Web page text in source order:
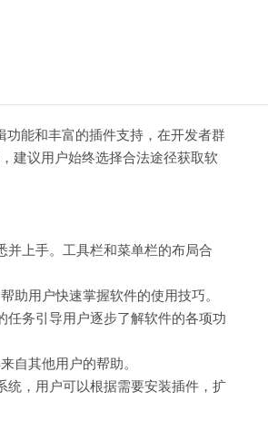
能和丰富的插件支持，在开发者群
建议用户始终选择合法途径获取软
并上手。工具栏和菜单栏的布局合
助用户快速掌握软件的使用技巧。
任务引导用户逐步了解软件的各项功
自其他用户的帮助。
统，用户可以根据需要安装插件，扩